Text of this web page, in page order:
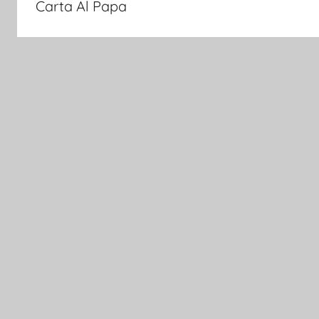
Carta Al Papa